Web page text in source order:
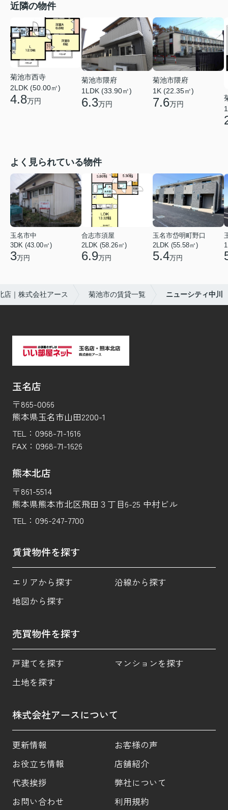
近隣の物件
菊池市西寺
2LDK (50.00㎡)
4.8万円
菊池市隈府
1LDK (33.90㎡)
6.3万円
菊池市隈府
1K (22.35㎡)
7.6万円
よく見られている物件
玉名市中
3DK (43.00㎡)
3万円
合志市須屋
2LDK (58.26㎡)
6.9万円
玉名市岱明町野口
2LDK (55.58㎡)
5.4万円
店｜株式会社アース 菊池市の賃貸一覧 ニューシティ中川
玉名店
〒865-0066
熊本県玉名市山田2200-1
TEL： 0968-71-1616
FAX： 0968-71-1626
熊本北店
〒861-5514
熊本県熊本市北区飛田３丁目6-25 中村ビル
TEL： 096-247-7700
賃貸物件を探す
エリアから探す
沿線から探す
地図から探す
売買物件を探す
戸建てを探す
マンションを探す
土地を探す
株式会社アースについて
更新情報
お客様の声
お役立ち情報
店舗紹介
代表挨拶
弊社について
お問い合わせ
利用規約